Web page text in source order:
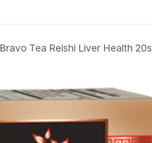
Bravo Tea Reishi Liver Health 20s